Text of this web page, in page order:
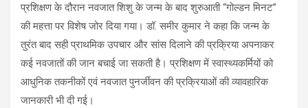
प्रशिक्षण के दौरान नवजात शिशु के जन्म के बाद शुरुआती “गोल्डन मिनट”
की महत्ता पर विशेष जोर दिया गया। डॉ. समीर कुमार ने कहा कि जन्म के
तुरंत बाद सही प्राथमिक उपचार और सांस दिलाने की प्रक्रिया अपनाकर
कई नवजातों की जान बचाई जा सकती है। प्रशिक्षण में स्वास्थ्यकर्मियों को
आधुनिक तकनीकों एवं नवजात पुनर्जीवन की प्रक्रियाओं की व्यावहारिक
जानकारी भी दी गई।